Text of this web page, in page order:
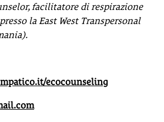
facilitatore di respirazione
la East West Transpersonal
ecocounseling